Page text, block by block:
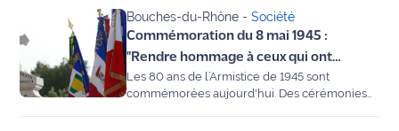
Loisirs
Météo
Politique
Bouches-du-Rhône -Société
Commémoration du 8 mai 1945 :
"Rendre hommage à ceux qui ont
combattu pour notre liberté"
Les 80 ans de l’Armistice de 1945 sont
commémorées aujourd'hui. Des cérémonies